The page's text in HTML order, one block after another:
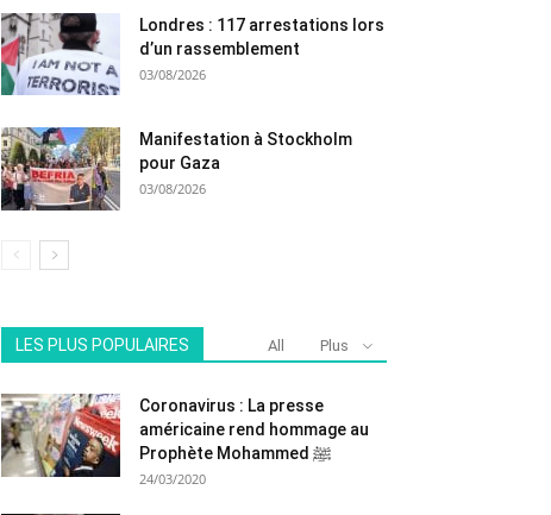
Londres : 117 arrestations lors
d’un rassemblement
03/08/2026
Manifestation à Stockholm
pour Gaza
03/08/2026
LES PLUS POPULAIRES All Plus
Coronavirus : La presse
américaine rend hommage au
Prophète Mohammed ﷺ
24/03/2020